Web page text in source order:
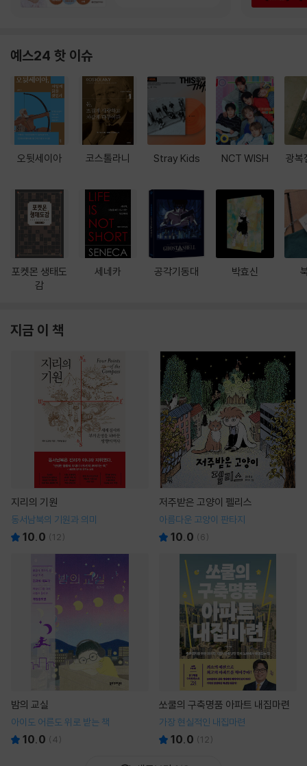
예스24 핫 이슈
오뒷세이아
포켓몬 생태도
감
코스톨라니
세네카
Stray Kids
공각기동대
NCT WISH
박효신
광복
지금 이 책
지리의 기원
동서남북의 기원과 의미
10.0 (12)
저주받은 고양이 펠리스
아름다운 고양이 판타지
10.0 (6)
밤의 교실
아이도 어른도 위로 받는 책
10.0 (4)
쏘쿨의 구축명품 아파트 내집마련
가장 현실적인 내집마련
10.0 (12)